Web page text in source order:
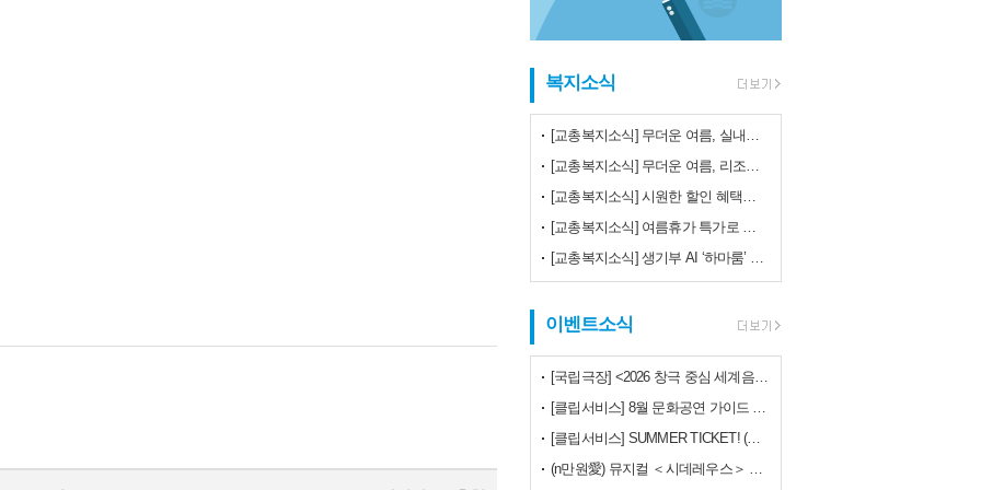
복지소식
[교총복지소식] 무더운 여름, 실내공연으로 시원하게 보내세요~!!
[교총복지소식] 무더운 여름, 리조트 할인부터 문화공연 혜택까지!
[교총복지소식] 시원한 할인 혜택으로 무더위 날려버리세요!
[교총복지소식] 여름휴가 특가로 떠나보세요~!!
[교총복지소식] 생기부 AI ‘하마룸’ 무료 이용 혜택!!
이벤트소식
[국립극장] <2026 창극 중심 세계음악극축제> 30% 특가할인!!
[클립서비스] 8월 문화공연 가이드 (최대 40% 할인)
[클립서비스] SUMMER TICKET! (최대 75% 할인!!)
(n만원愛) 뮤지컬 ＜시데레우스＞ 특별할인!!